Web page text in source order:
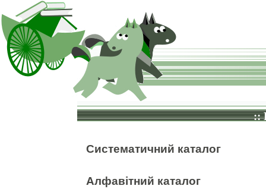
::
Систематичний каталог
Алфавітний каталог